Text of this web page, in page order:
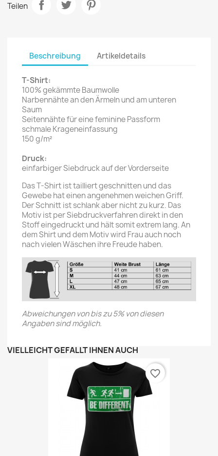
Teilen
Beschreibung Artikeldetails
T-Shirt:
100% gekämmte Baumwolle
Narbennähte an den Ärmeln und am unteren
Saum
Seitennähte für eine feminine Passform
schmale Krageneinfassung
150 g/m²
Druck:
einfarbiger Siebdruck auf der Vorderseite
Das T-Shirt ist tailliert geschnitten und das
Gewebe hat einen angenehmen weichen Griff.
Der Schnitt ist schlank aber nicht zu kurz. Das
Motiv ist per Siebdruckverfahren direkt in den
Stoff eingedruckt und hält somit extrem lang. An
dem Shirt und dem Motiv wird Frau auch noch
nach vielen Wäschen ihre Freude haben.
Abweichungen von bis zu 5% von diesen
Angaben sind möglich.
VIELLEICHT GEFÄLLT IHNEN AUCH
favorite_border